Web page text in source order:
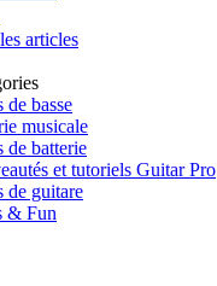
articles
de basse
musicale
de batterie
et tutoriels Guitar Pro
de guitare
& Fun